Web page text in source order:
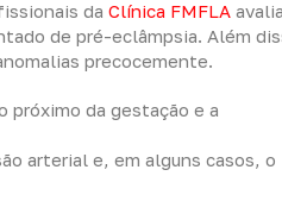
da Clínica FMFLA
de pré-eclâmpsia. Além
precocemente.
da gestação e a
arterial e, em alguns casos, o